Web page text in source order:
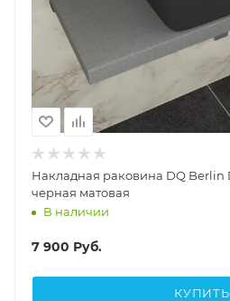
Накладная раковина DQ Berlin
черная матовая
В наличии
7 900 Руб.
КУПИТЬ